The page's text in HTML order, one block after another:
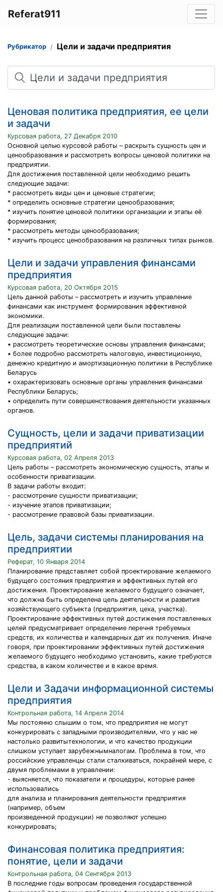
Referat911
Рубрикатор Цели и задачи предприятия
Поиск
Ценовая политика предприятия, ее цели
и задачи
Курсовая работа, 27 Декабря 2010
Основной целью курсовой работы – раскрыть сущность цен и
ценообразования и рассмотреть вопросы ценовой политики на
предприятии.
Для достижения поставленной цели необходимо решить
следующие задачи:
* рассмотреть виды цен и ценовые стратегии;
* определить основные стратегии ценообразования;
* изучить понятие ценовой политики организации и этапы её
формирования;
* рассмотреть методы ценообразования;
* изучить процесс ценообразования на различных типах рынков.
Цели и задачи управления финансами
предприятия
Курсовая работа, 20 Октября 2015
Цель данной работы – рассмотреть и изучить управление
финансами как инструмент формирования эффективной
экономики.
Для реализации поставленной цели были поставлены
следующие задачи:
• рассмотреть теоретические основы управления финансами;
• более подробно рассмотреть налоговую, инвестиционную,
денежно кредитную и амортизационную политики в Республике
Беларусь
• охарактеризовать основные органы управления финансами
Республики Беларусь;
• определить пути совершенствования деятельности указанных
органов.
Сущность, цели и задачи приватизации
предприятий
Курсовая работа, 02 Апреля 2013
Цель работы – рассмотреть экономическую сущность, этапы и
особенности приватизации.
В задачи работы входит:
- рассмотрение сущности приватизации;
- изучение этапов приватизации;
- рассмотрение правовой базы приватизации.
Цель, задачи системы планирования на
предприятии
Реферат, 10 Января 2014
Планирование представляет собой проектирование желаемого
будущего состояния предприятия и эффективных путей его
достижения. Проектирование желаемого будущего означает,
что должна быть определена цель деятельности и развития
хозяйствующего субъекта (предприятия, цеха, участка).
Проектирование эффективных путей достижения поставленных
целей предусматривает определение перечня требуемых
средств, их количества и календарных дат их получения. Иначе
говоря, при проектировании эффективных путей достижения
желаемого будущего необходимо установить, какие требуются
средства, в каком количестве и в какое время.
Цели и Задачи информационной системы
предприятия
Контрольная работа, 14 Апреля 2014
Мы постоянно слышим о том, что предприятия не могут
конкурировать с западными производителями, что у нас не
настолько развитытехнологии, и что качество продукции
слишком уступает зарубежнымналогам. Проблема в том, что
российские управленцы стали сталкиваться, покрайней мере, с
двумя проблемами в управлении:
- выясняется, что показатели и процедуры, которые ранее
использовались
для анализа и планирования деятельности предприятия
(например, объем
произведенной продукции) не позволяют успешно
конкурировать;
Финансовая политика предприятия:
понятие, цели и задачи
Контрольная работа, 04 Сентября 2013
В последние годы вопросам проведения государственной